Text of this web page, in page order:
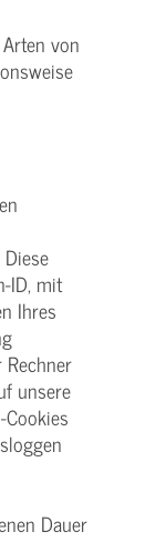
von
ID, mit
Ihres
unsere
Dauer